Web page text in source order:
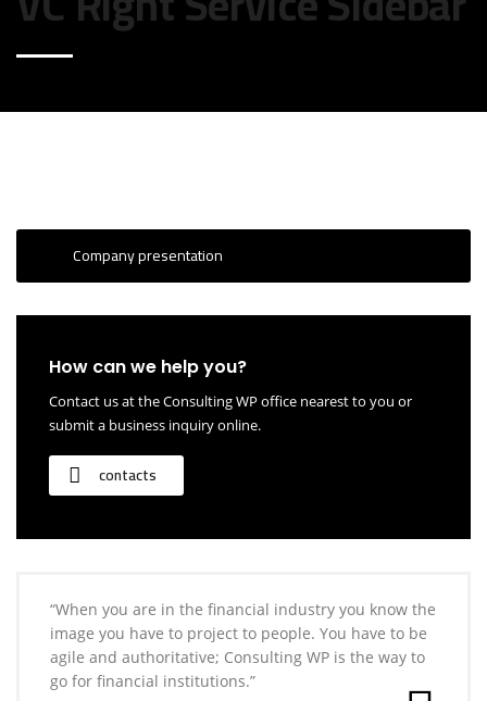
Company presentation
How can we help you?
Contact us at the Consulting WP office nearest to you or
submit a business inquiry online.
contacts
“When you are in the financial industry you know the
image you have to project to people. You have to be
agile and authoritative; Consulting WP is the way to
go for financial institutions.”